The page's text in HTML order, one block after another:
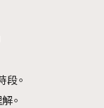
。
。